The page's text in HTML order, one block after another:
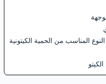
النوع المناسب من الحمية الكيتونية
الكيتو